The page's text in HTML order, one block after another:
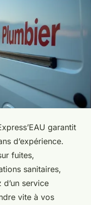
garantit
d’expérience.
fuites,
sanitaires,
service
vite à vos